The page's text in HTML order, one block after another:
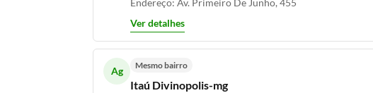
Endereço: Av. Primeiro De Junho, 455
Ver detalhes
Ag Mesmo bairro
Itaú Divinopolis-mg